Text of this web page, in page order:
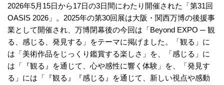
2026年5月15日から17日の3日間にわたり開催された「第31回
OASIS 2026」。2025年の第30回展は大阪・関西万博の後援事
業として開催され、万博閉幕後の今回は「Beyond EXPO ─ 観
る、感じる、発見する」をテーマに掲げました。「観る」に
は「美術作品をじっくり鑑賞する楽しさ」を、「感じる」に
は「『観る』を通じて、心や感性に響く体験」を、「発見す
る」には「『観る』『感じる』を通じて、新しい視点や感動